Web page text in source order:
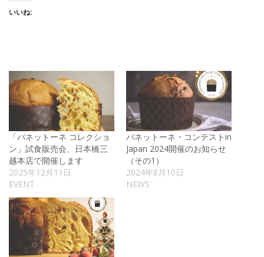
いいね:
「パネットーネ コレクショ
ン」試食販売会、日本橋三
越本店で開催します
2025年12月11日
EVENT
パネットーネ・コンテストin
Japan 2024開催のお知らせ
（その1）
2024年8月10日
NEWS